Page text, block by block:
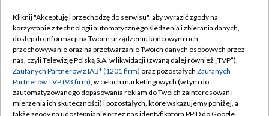
TVP
Abonament TVP
Emisja w TVP
Centrum informacji TVP
Naziemna Telewizja Cyfrowa
Regulamin TVP
Polityka prywatności
Moje zgody
Pomoc
Kliknij "Akceptuję i przechodzę do serwisu", aby wyrazić zgody na
korzystanie z technologii automatycznego śledzenia i zbierania danych,
dostęp do informacji na Twoim urządzeniu końcowym i ich
przechowywanie oraz na przetwarzanie Twoich danych osobowych przez
nas, czyli Telewizję Polską S.A. w likwidacji (zwaną dalej również „TVP”),
Zaufanych Partnerów z IAB* (1201 firm) oraz pozostałych Zaufanych
Partnerów TVP (93 firm), w celach marketingowych (w tym do
zautomatyzowanego dopasowania reklam do Twoich zainteresowań i
mierzenia ich skuteczności) i pozostałych, które wskazujemy poniżej, a
także zgody na udostępnianie przez nas identyfikatora PPID do Google.